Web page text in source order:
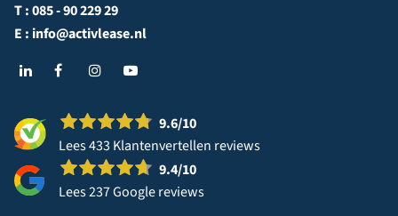
T :085 - 90 229 29
E : info@activlease.nl
9.6/10
Lees 433 Klantenvertellen reviews
9.4/10
Lees 237 Google reviews